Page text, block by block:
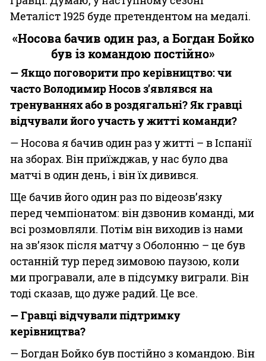
Металіст 1925 буде претендентом на медалі.
«Носова бачив один раз, а Богдан Бойко
був із командою постійно»
— Якщо поговорити про керівництво: чи
часто Володимир Носов з’являвся на
тренуваннях або в роздягальні? Як гравці
відчували його участь у житті команди?
— Носова я бачив один раз у житті – в Іспанії
на зборах. Він приїжджав, у нас було два
матчі в один день, і він їх дивився.
Ще бачив його один раз по відеозв’язку
перед чемпіонатом: він дзвонив команді, ми
всі розмовляли. Потім він виходив із нами
на зв’язок після матчу з Оболонню – це був
останній тур перед зимовою паузою, коли
ми програвали, але в підсумку виграли. Він
тоді сказав, що дуже радий. Це все.
— Гравці відчували підтримку
керівництва?
— Богдан Бойко був постійно з командою. Він